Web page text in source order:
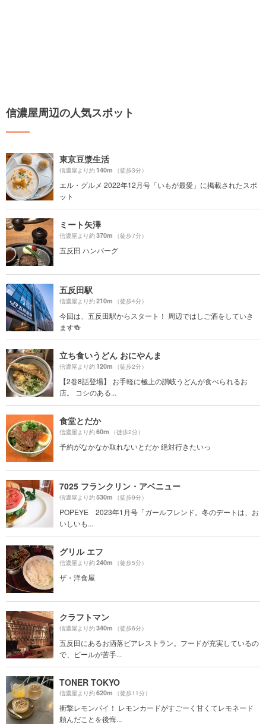
信濃屋周辺の人気スポット
東京豆漿生活
信濃屋より約140m （徒歩3分）
エル・グルメ 2022年12月号「いもが最愛」に掲載されたスポ
ット
ミート矢澤
信濃屋より約370m （徒歩7分）
五反田 ハンバーグ
五反田駅
信濃屋より約210m （徒歩4分）
今回は、五反田駅からスタート！ 周辺ではしご酒をしていき
ます🍻
立ち食いうどん おにやんま
信濃屋より約120m （徒歩2分）
【2巻8話登場】 お手軽に極上の讃岐うどんが食べられるお
店。 コシのある...
食堂とだか
信濃屋より約60m （徒歩2分）
予約がなかなか取れないとだか 絶対行きたいっ
7025 フランクリン・アベニュー
信濃屋より約530m （徒歩9分）
POPEYE 2023年1月号「ガールフレンド。冬のデートは、お
いしいも...
グリル エフ
信濃屋より約240m （徒歩5分）
ザ・洋食屋
クラフトマン
信濃屋より約340m （徒歩6分）
五反田にあるお洒落ビアレストラン。フードが充実しているの
で、ビールが苦手...
TONER TOKYO
信濃屋より約620m （徒歩11分）
衝撃レモンパイ！ レモンカードがすごーく甘くてレモネード
頼んだことを後悔...